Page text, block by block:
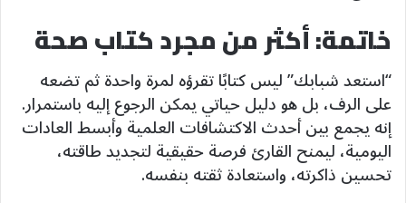
خاتمة: أكثر من مجرد كتاب صحة
“استعد شبابك” ليس كتابًا تقرؤه لمرة واحدة ثم تضعه
على الرف، بل هو دليل حياتي يمكن الرجوع إليه باستمرار.
إنه يجمع بين أحدث الاكتشافات العلمية وأبسط العادات
اليومية، ليمنح القارئ فرصة حقيقية لتجديد طاقته،
تحسين ذاكرته، واستعادة ثقته بنفسه.